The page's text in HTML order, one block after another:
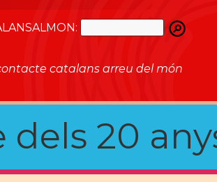
catalans arreu del món
20